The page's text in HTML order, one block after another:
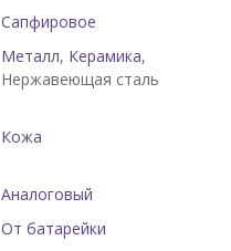
Сапфировое
Металл, Керамика,
Нержавеющая сталь
Кожа
Аналоговый
От батарейки